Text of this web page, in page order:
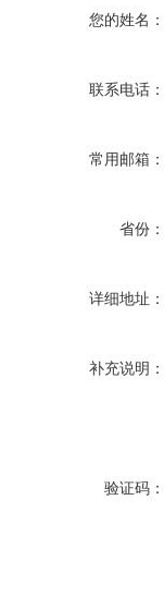
您的姓名：
联系电话：
常用邮箱：
省份：
详细地址：
补充说明：
验证码：